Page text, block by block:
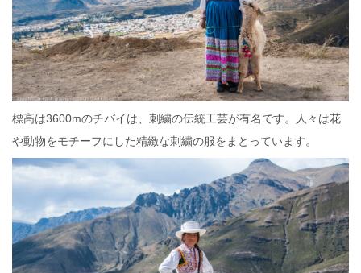
標高は3600mのチバイは、刺繍の伝統工芸が有名です。人々は花
や動物をモチーフにした精緻な刺繍の服をまとっています。